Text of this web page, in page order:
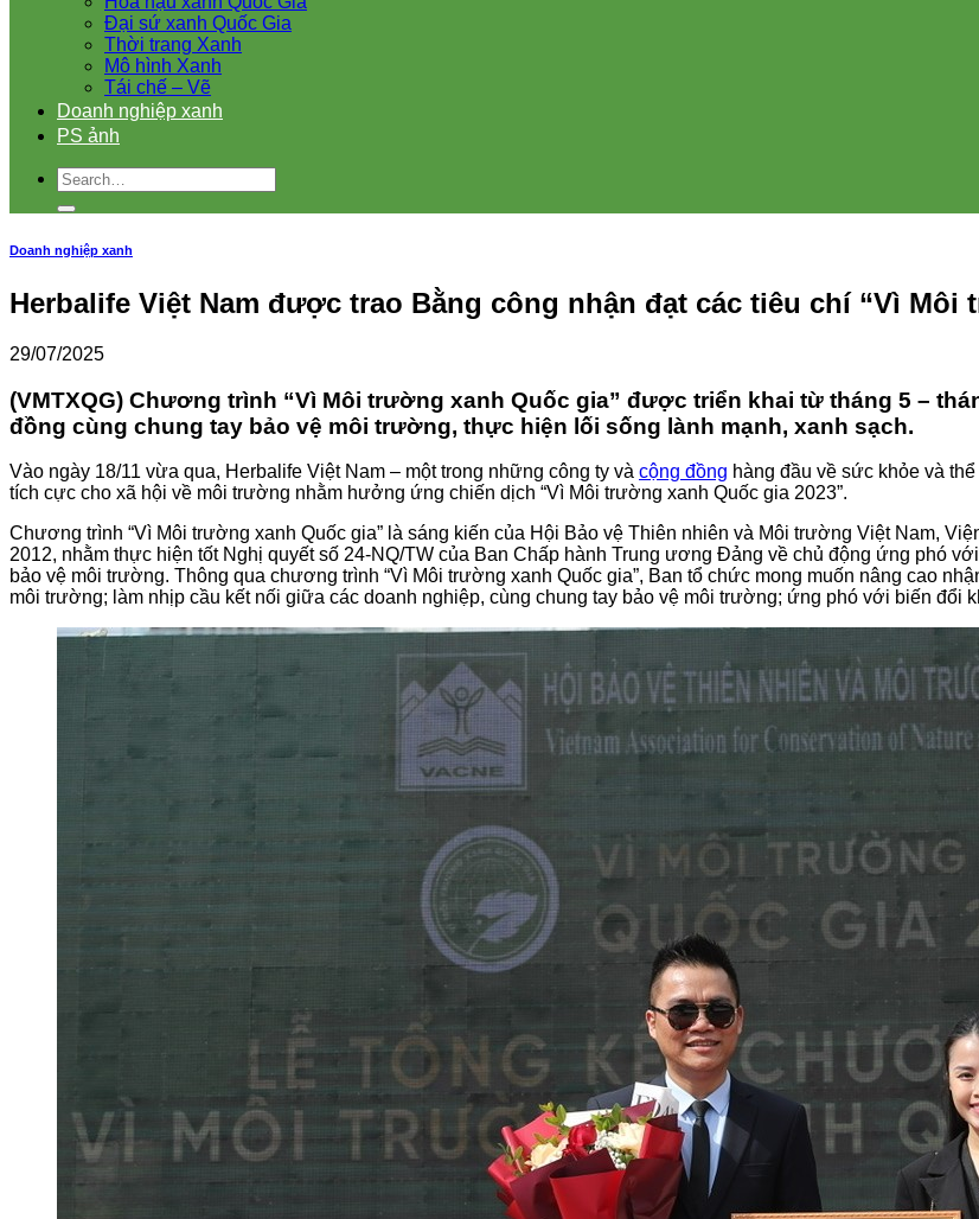
Đại sứ xanh Quốc Gia
Thời trang Xanh
Mô hình Xanh
Tái chế – Vẽ
Doanh nghiệp xanh
PS ảnh
Doanh nghiệp xanh
Herbalife Việt Nam được trao Bằng công nhận đạt các tiêu chí “Vì Môi
29/07/2025
(VMTXQG) Chương trình “Vì Môi trường xanh Quốc gia” được triển khai từ tháng 5 –
đồng cùng chung tay bảo vệ môi trường, thực hiện lối sống lành mạnh, xanh sạch.
Vào ngày 18/11 vừa qua, Herbalife Việt Nam – một trong những công ty và cộng đồng hàng đầu về sức khỏe và
tích cực cho xã hội về môi trường nhằm hưởng ứng chiến dịch “Vì Môi trường xanh Quốc gia 2023”.
Chương trình “Vì Môi trường xanh Quốc gia” là sáng kiến của Hội Bảo vệ Thiên nhiên và Môi trường Việt Nam,
2012, nhằm thực hiện tốt Nghị quyết số 24-NQ/TW của Ban Chấp hành Trung ương Đảng về chủ động ứng phó
bảo vệ môi trường. Thông qua chương trình “Vì Môi trường xanh Quốc gia”, Ban tổ chức mong muốn nâng cao
môi trường; làm nhịp cầu kết nối giữa các doanh nghiệp, cùng chung tay bảo vệ môi trường; ứng phó với biến đổi